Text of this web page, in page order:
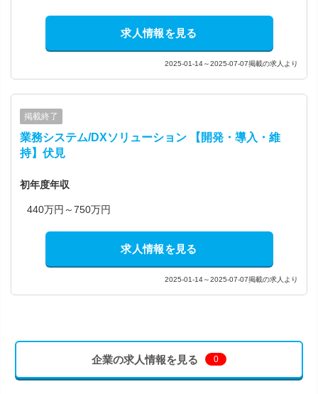
求人情報を見る
2025-01-14～2025-07-07掲載の求人より
掲載終了
業務システム/DXソリューション 【開発・導入・維
持】伏見
初年度年収
440万円～750万円
求人情報を見る
2025-01-14～2025-07-07掲載の求人より
企業の求人情報を見る 0